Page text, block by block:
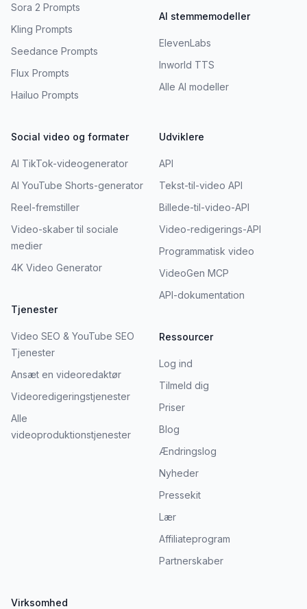
Sora 2 Prompts
Kling Prompts
Seedance Prompts
Flux Prompts
Hailuo Prompts
AI stemmemodeller
ElevenLabs
Inworld TTS
Alle AI modeller
Social video og formater
AI TikTok-videogenerator
AI YouTube Shorts-generator
Reel-fremstiller
Video-skaber til sociale
medier
4K Video Generator
Tjenester
Video SEO & YouTube SEO
Tjenester
Ansæt en videoredaktør
Videoredigeringstjenester
Alle
videoproduktionstjenester
Udviklere
API
Tekst-til-video API
Billede-til-video-API
Video-redigerings-API
Programmatisk video
VideoGen MCP
API-dokumentation
Ressourcer
Log ind
Tilmeld dig
Priser
Blog
Ændringslog
Nyheder
Pressekit
Lær
Affiliateprogram
Partnerskaber
Virksomhed